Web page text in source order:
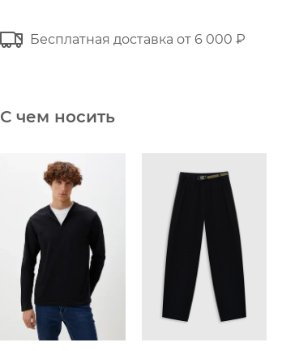
Бесплатная доставка от 6 000 ₽
С чем носить